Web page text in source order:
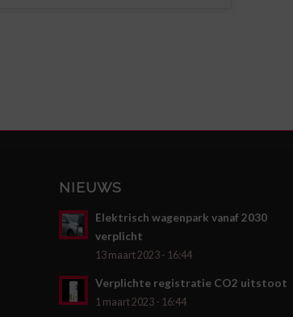
NIEUWS
Elektrisch wagenpark vanaf 2030
verplicht
13 maart 2023 - 16:44
Verplichte registratie CO2 uitstoot
1 maart 2023 - 16:44